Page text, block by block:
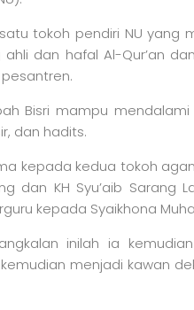
tokoh pendiri NU yang
ahli dan hafal Al-Qur’an
Bisri mampu
dan hadits.
kepada kedua tokoh
dan KH Syu’aib
kepada Syaikhona
inilah ia
menjadi kawan